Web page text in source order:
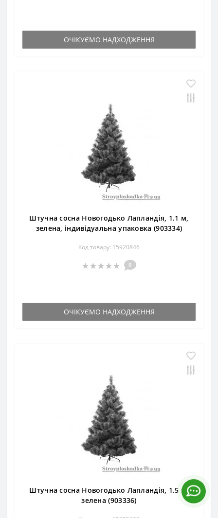
ОЧІКУЄМО НАДХОДЖЕННЯ
Штучна сосна Новогодько Лапландія, 1.1 м,
зелена, індивідуальна упаковка (903334)
Код товару: 15920846
0
ОЧІКУЄМО НАДХОДЖЕННЯ
Штучна сосна Новогодько Лапландія, 1.5 м,
зелена (903336)